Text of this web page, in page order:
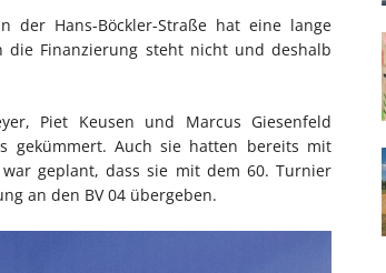
der Hans-Böckler-Straße hat eine lange
die Finanzierung steht nicht und deshalb
Piet Keusen und Marcus Giesenfeld
gekümmert. Auch sie hatten bereits mit
geplant, dass sie mit dem 60. Turnier
an den BV 04 übergeben.